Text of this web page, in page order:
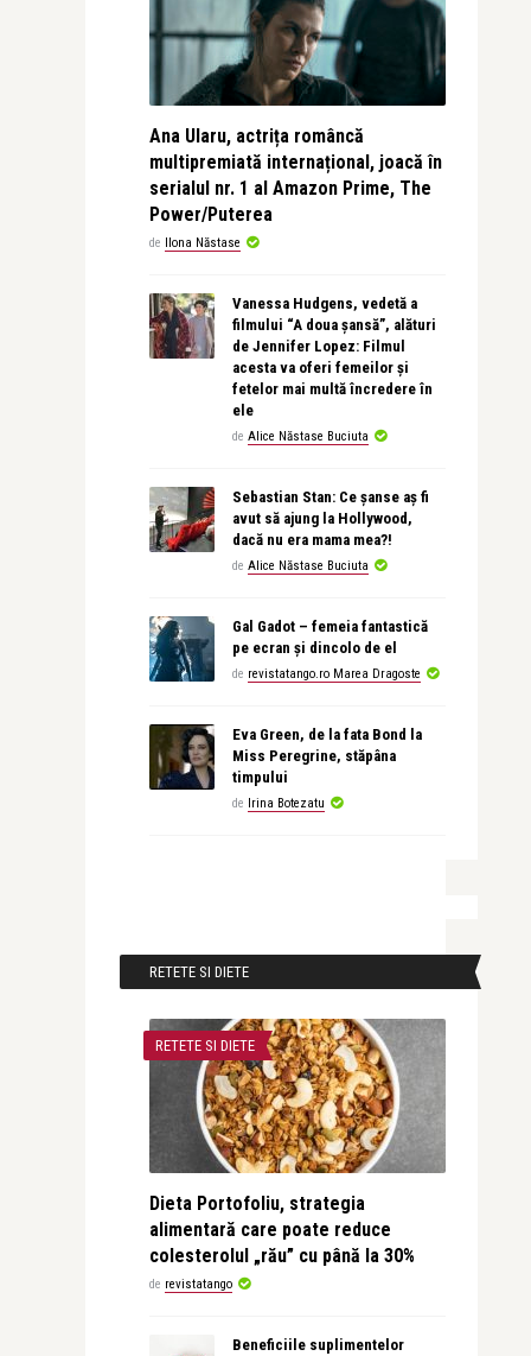
Ana Ularu, actrița româncă
multipremiată internațional, joacă în
serialul nr. 1 al Amazon Prime, The
Power/Puterea
de Ilona Năstase
Vanessa Hudgens, vedetă a
filmului “A doua șansă”, alături
de Jennifer Lopez: Filmul
acesta va oferi femeilor și
fetelor mai multă încredere în
ele
de Alice Năstase Buciuta
Sebastian Stan: Ce șanse aș fi
avut să ajung la Hollywood,
dacă nu era mama mea?!
de Alice Năstase Buciuta
Gal Gadot – femeia fantastică
pe ecran și dincolo de el
de revistatango.ro Marea Dragoste
Eva Green, de la fata Bond la
Miss Peregrine, stăpâna
timpului
de Irina Botezatu
RETETE SI DIETE
RETETE SI DIETE
Dieta Portofoliu, strategia
alimentară care poate reduce
colesterolul „rău” cu până la 30%
de revistatango
Beneficiile suplimentelor